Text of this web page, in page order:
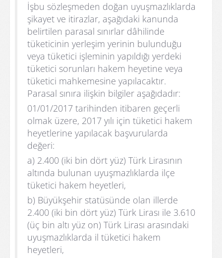
İşbu sözleşmeden doğan uyuşmazlıklarda
şikayet ve itirazlar, aşağıdaki kanunda
belirtilen parasal sınırlar dâhilinde
tüketicinin yerleşim yerinin bulunduğu
veya tüketici işleminin yapıldığı yerdeki
tüketici sorunları hakem heyetine veya
tüketici mahkemesine yapılacaktır.
Parasal sınıra ilişkin bilgiler aşağıdadır:
01/01/2017 tarihinden itibaren geçerli
olmak üzere, 2017 yılı için tüketici hakem
heyetlerine yapılacak başvurularda
değeri:
a) 2.400 (iki bin dört yüz) Türk Lirasının
altında bulunan uyuşmazlıklarda ilçe
tüketici hakem heyetleri,
b) Büyükşehir statüsünde olan illerde
2.400 (iki bin dört yüz) Türk Lirası ile 3.610
(üç bin altı yüz on) Türk Lirası arasındaki
uyuşmazlıklarda il tüketici hakem
heyetleri,